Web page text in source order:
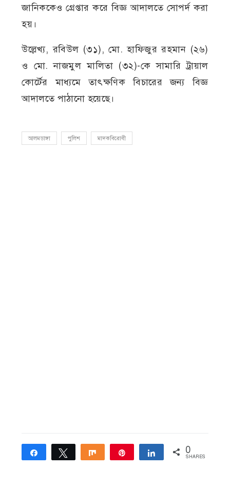
জানিককেও গ্রেপ্তার করে বিজ্ঞ আদালতে সোপর্দ করা
হয়।
উল্লেখ্য, রবিউল (৩১), মো. হাফিজুর রহমান (২৬)
ও মো. নাজমুল মালিতা (৩২)-কে সামারি ট্রায়াল
কোর্টের মাধ্যমে তাৎক্ষণিক বিচারের জন্য বিজ্ঞ
আদালতে পাঠানো হয়েছে।
আলমডাঙ্গা পুলিশ মাদকবিরোধী
Share Tweet Share Share 0
SHARES